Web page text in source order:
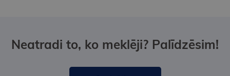
Neatradi to, ko meklēji? Palīdzēsim!